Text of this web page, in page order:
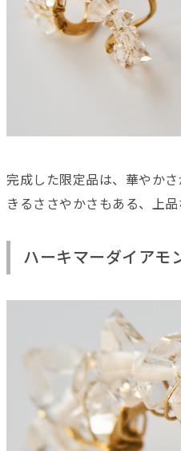
完成した限定品は、華やか
きるささやかさもある、上品
ハーキマーダイアモ